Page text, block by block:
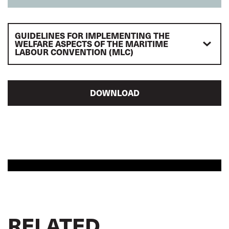
GUIDELINES FOR IMPLEMENTING THE
WELFARE ASPECTS OF THE MARITIME
LABOUR CONVENTION (MLC)
DOWNLOAD